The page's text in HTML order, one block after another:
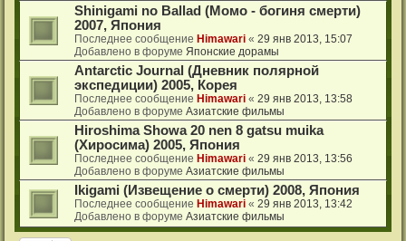
Shinigami no Ballad (Момо - богиня смерти)
2007, Япония
Последнее сообщение Himawari « 29 янв 2013, 15:07
Добавлено в форуме Японские дорамы
Antarctic Journal (Дневник полярной
экспедиции) 2005, Корея
Последнее сообщение Himawari « 29 янв 2013, 13:58
Добавлено в форуме Азиатские фильмы
Hiroshima Showa 20 nen 8 gatsu muika
(Хиросима) 2005, Япония
Последнее сообщение Himawari « 29 янв 2013, 13:56
Добавлено в форуме Азиатские фильмы
Ikigami (Извещение о смерти) 2008, Япония
Последнее сообщение Himawari « 29 янв 2013, 13:42
Добавлено в форуме Азиатские фильмы